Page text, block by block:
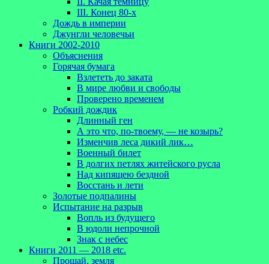
III. Конец 80-х
Дождь в империи
Джунгли человечьи
Книги 2002-2010
Объяснения
Горячая бумага
Взлететь до заката
В мире любви и свободы
Проверено временем
Робкий дождик
Длинный ген
А это что, по-твоему, — не козырь?
Изменчив леса дикий лик…
Военный билет
В долгих петлях житейского русла
Над кипящею бездной
Восстань и лети
Золотые подпалины
Испытание на разрыв
Вопль из будущего
В юдоли непрочной
Знак с небес
Книги 2011 — 2018 etc.
Прощай, земля